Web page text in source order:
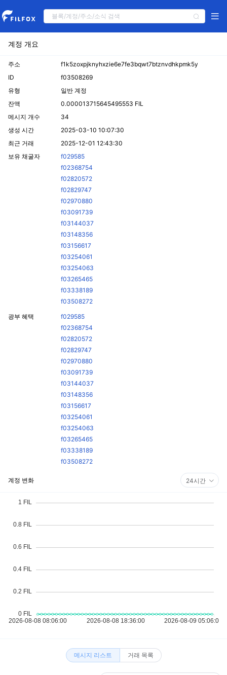
계정 개요
주소
f1k5zoxpjknyhxzie6e7fe3bqwt7btznvdhkpmk5y
ID
f03508269
유형
일반 계정
잔액
0.000013715645495553 FIL
메시지 개수
34
생성 시간
2025-03-10 10:07:30
최근 거래
2025-12-01 12:43:30
보유 채굴자
f029585
f02368754
f02820572
f02829747
f02970880
f03091739
f03144037
f03148356
f03156617
f03254061
f03254063
f03265465
f03338189
f03508272
광부 혜택
f029585
f02368754
f02820572
f02829747
f02970880
f03091739
f03144037
f03148356
f03156617
f03254061
f03254063
f03265465
f03338189
f03508272
계정 변화 24시간
메시지 리스트 거래 목록